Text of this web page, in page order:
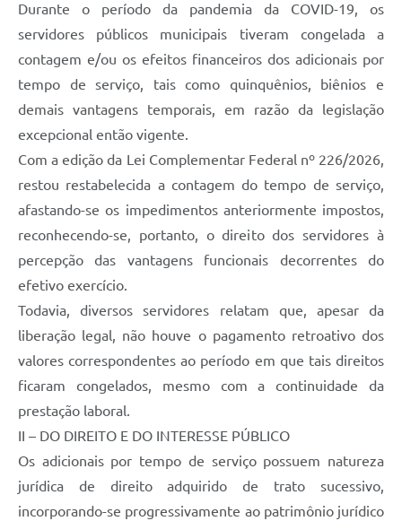
Durante o período da pandemia da COVID-19, os
servidores públicos municipais tiveram congelada a
contagem e/ou os efeitos financeiros dos adicionais por
tempo de serviço, tais como quinquênios, biênios e
demais vantagens temporais, em razão da legislação
excepcional então vigente.
Com a edição da Lei Complementar Federal nº 226/2026,
restou restabelecida a contagem do tempo de serviço,
afastando-se os impedimentos anteriormente impostos,
reconhecendo-se, portanto, o direito dos servidores à
percepção das vantagens funcionais decorrentes do
efetivo exercício.
Todavia, diversos servidores relatam que, apesar da
liberação legal, não houve o pagamento retroativo dos
valores correspondentes ao período em que tais direitos
ficaram congelados, mesmo com a continuidade da
prestação laboral.
II – DO DIREITO E DO INTERESSE PÚBLICO
Os adicionais por tempo de serviço possuem natureza
jurídica de direito adquirido de trato sucessivo,
incorporando-se progressivamente ao patrimônio jurídico